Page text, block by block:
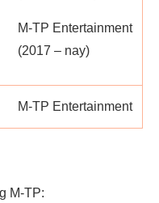
M-TP Entertainment
(2017 – nay)
M-TP Entertainment
M-TP: